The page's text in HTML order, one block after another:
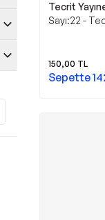
Tecrit
Sayı:22 -
150,00 TL
Sepette